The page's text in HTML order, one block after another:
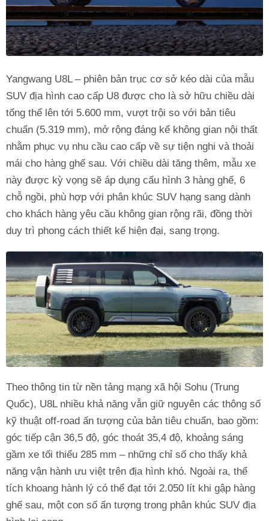
Yangwang U8L – phiên bản trục cơ sở kéo dài của mẫu
SUV địa hình cao cấp U8 được cho là sở hữu chiều dài
tổng thể lên tới 5.600 mm, vượt trội so với bản tiêu
chuẩn (5.319 mm), mở rộng đáng kể không gian nội thất
nhằm phục vụ nhu cầu cao cấp về sự tiện nghi và thoải
mái cho hàng ghế sau. Với chiều dài tăng thêm, mẫu xe
này được kỳ vọng sẽ áp dụng cấu hình 3 hàng ghế, 6
chỗ ngồi, phù hợp với phân khúc SUV hạng sang dành
cho khách hàng yêu cầu không gian rộng rãi, đồng thời
duy trì phong cách thiết kế hiện đại, sang trọng.
Theo thông tin từ nền tảng mạng xã hội Sohu (Trung
Quốc), U8L nhiều khả năng vẫn giữ nguyên các thông số
kỹ thuật off-road ấn tượng của bản tiêu chuẩn, bao gồm:
góc tiếp cận 36,5 độ, góc thoát 35,4 độ, khoảng sáng
gầm xe tối thiểu 285 mm – những chỉ số cho thấy khả
năng vận hành ưu việt trên địa hình khó. Ngoài ra, thể
tích khoang hành lý có thể đạt tới 2.050 lít khi gập hàng
ghế sau, một con số ấn tượng trong phân khúc SUV địa